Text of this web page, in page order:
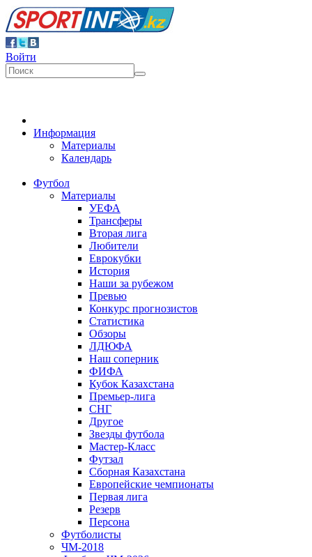
Войти
Информация
Материалы
Календарь
Футбол
Материалы
УЕФА
Трансферы
Вторая лига
Любители
Еврокубки
История
Наши за рубежом
Превью
Конкурс прогнозистов
Статистика
Обзоры
ЛДЮФА
Наш соперник
ФИФА
Кубок Казахстана
Премьер-лига
СНГ
Другое
Звезды футбола
Мастер-Класс
Футзал
Сборная Казахстана
Европейские чемпионаты
Первая лига
Резерв
Персона
Футболисты
ЧМ-2018